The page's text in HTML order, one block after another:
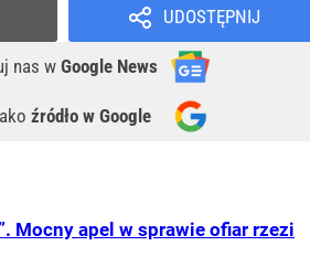
UDOSTĘPNIJ
nas w Google News
źródło w Google
Mocny apel w sprawie ofiar rzezi